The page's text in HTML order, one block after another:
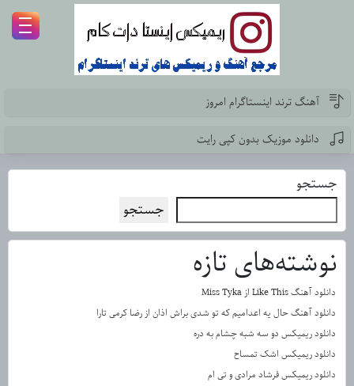
آهنگ ترند اینستاگرام امروز
دانلود موزیک بدون کپی رایت
جستجو
جستجو
نوشته‌های تازه
دانلود آهنگ Like This از Miss Tyka
دانلود آهنگ حال یه اعدامیم که تو شدی براش اذان از رضا کرمی تارا
دانلود ریمیکس دو سه شبه چشام به دره
دانلود ریمیکس اشک تمساح
دانلود ریمیکس فرشاد مرادی و تی ام